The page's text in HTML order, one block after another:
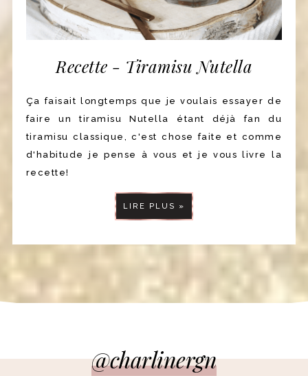
Recette - Tiramisu Nutella
Ça faisait longtemps que je voulais essayer de
faire un tiramisu Nutella étant déjà fan du
tiramisu classique, c'est chose faite et comme
d'habitude je pense à vous et je vous livre la
recette!
LIRE PLUS »
@charlinergn